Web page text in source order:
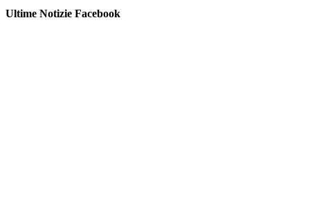
Ultime Notizie Facebook